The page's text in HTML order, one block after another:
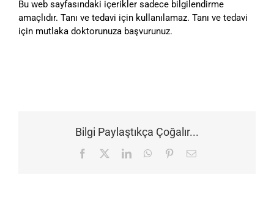
Bu web sayfasındaki içerikler sadece bilgilendirme
amaçlıdır. Tanı ve tedavi için kullanılamaz. Tanı ve tedavi
için mutlaka doktorunuza başvurunuz.
Bilgi Paylaştıkça Çoğalır...
Facebook LinkedInWhatsApp
Pinterest
E-